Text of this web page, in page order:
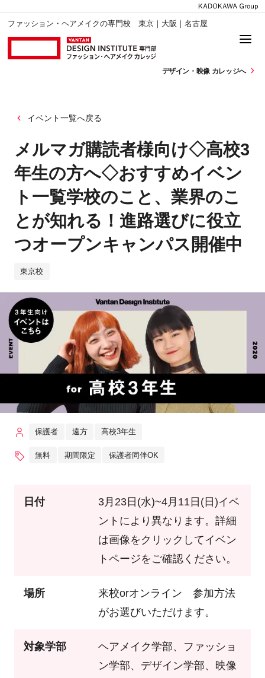
ファッション・ヘアメイクの専門校 東京｜大阪｜名古屋
デザイン・ 映像 カレッジへ
イベント一覧へ戻る
メルマガ購読者様向け◇高校3
年生の方へ◇おすすめイベン
ト一覧学校のこと、業界のこ
とが知れる！進路選びに役立
つオープンキャンパス開催中
東京校
保護者 遠方 高校3年生
無料 期間限定 保護者同伴OK
日付
3月23日(水)~4月11日(日)イベ
ントにより異なります。詳細
は画像をクリックしてイベン
トページをご確認ください。
場所
来校orオンライン 参加方法
がお選びいただけます。
対象学部
ヘアメイク学部、ファッショ
ン学部、デザイン学部、映像